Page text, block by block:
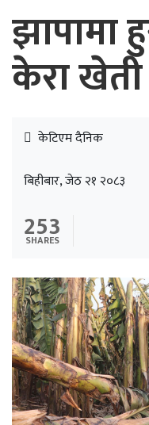
झापामा
केरा खेती
केटिएम दैनिक
बिहीबार, जेठ २१ २०८३
253
SHARES